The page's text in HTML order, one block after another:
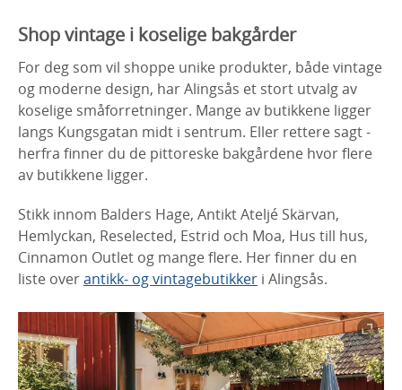
Shop vintage i koselige bakgårder
For deg som vil shoppe unike produkter, både vintage
og moderne design, har Alingsås et stort utvalg av
koselige småforretninger. Mange av butikkene ligger
langs Kungsgatan midt i sentrum. Eller rettere sagt -
herfra finner du de pittoreske bakgårdene hvor flere
av butikkene ligger.
Stikk innom Balders Hage, Antikt Ateljé Skärvan,
Hemlyckan, Reselected, Estrid och Moa, Hus till hus,
Cinnamon Outlet og mange flere. Her finner du en
liste overantikk- og vintagebutikker i Alingsås.